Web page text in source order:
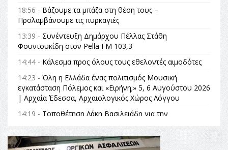
18:56 - Βάζουμε τα μπάζα στη θέση τους –
Προλαμβάνουμε τις πυρκαγιές
13:39 - Συνέντευξη Δημάρχου Πέλλας Στάθη
Φουντουκίδη στον Pella FM 103,3
14:44 - Κάλεσμα προς όλους τους εθελοντές αιμοδότες
14:23 - Όλη η Ελλάδα ένας πολιτισμός Μουσική
εγκατάσταση Πόλεμος και «Ειρήνη;» 5, 6 Αυγούστου 2026
| Αρχαία Έδεσσα, Αρχαιολογικός Χώρος Λόγγου
14:19 - Τοποθέτηση Λάκη Βασιλειάδη για την
Αναθεώρηση του Συντάγματος: «Σε τέτοιες κορυφαίες
θεσμικές διαδικασίες υπάρχει μόνο η ευθύνη απέναντι
στις επόμενες γενιές»